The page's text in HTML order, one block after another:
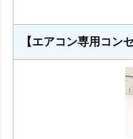
【エアコン専用コン